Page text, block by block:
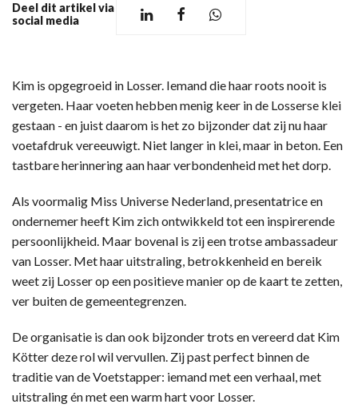
Deel dit artikel via
social media
Kim is opgegroeid in Losser. Iemand die haar roots nooit is
vergeten. Haar voeten hebben menig keer in de Losserse klei
gestaan - en juist daarom is het zo bijzonder dat zij nu haar
voetafdruk vereeuwigt. Niet langer in klei, maar in beton. Een
tastbare herinnering aan haar verbondenheid met het dorp.
Als voormalig Miss Universe Nederland, presentatrice en
ondernemer heeft Kim zich ontwikkeld tot een inspirerende
persoonlijkheid. Maar bovenal is zij een trotse ambassadeur
van Losser. Met haar uitstraling, betrokkenheid en bereik
weet zij Losser op een positieve manier op de kaart te zetten,
ver buiten de gemeentegrenzen.
De organisatie is dan ook bijzonder trots en vereerd dat Kim
Kötter deze rol wil vervullen. Zij past perfect binnen de
traditie van de Voetstapper: iemand met een verhaal, met
uitstraling én met een warm hart voor Losser.